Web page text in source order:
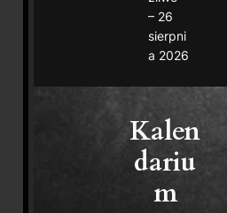
– 26
sierpni
a 2026
Kalen
dariu
m